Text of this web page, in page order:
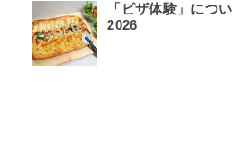
「ピザ体験」につ
2026